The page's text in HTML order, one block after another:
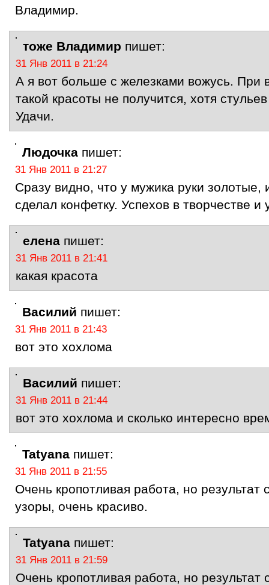
Владимир.
тоже Владимир пишет:
31 Янв 2011 в 21:24
А я вот больше с железками вожусь. При
такой красоты не получится, хотя
Удачи.
Людочка пишет:
31 Янв 2011 в 21:27
Сразу видно, что у мужика руки
сделал конфетку. Успехов в творчестве и
елена пишет:
31 Янв 2011 в 21:41
какая красота
Василий пишет:
31 Янв 2011 в 21:43
вот это хохлома
Василий пишет:
31 Янв 2011 в 21:44
вот это хохлома и сколько интересно
Tatyana пишет:
31 Янв 2011 в 21:55
Очень кропотливая работа, но результат
узоры, очень красиво.
Tatyana пишет:
31 Янв 2011 в 21:59
Очень кропотливая работа, но результат